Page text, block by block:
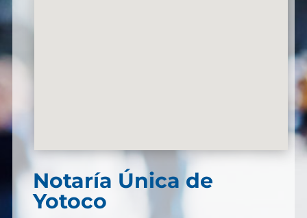
Notaría Única de
Yotoco